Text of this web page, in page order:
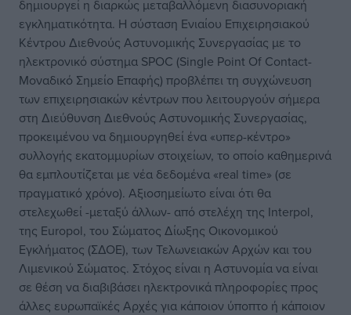
δημιουργεί η διαρκώς μεταβαλλόμενη διασυνοριακή
εγκληματικότητα. Η σύσταση Ενιαίου Επιχειρησιακού
Κέντρου Διεθνούς Αστυνομικής Συνεργασίας με το
ηλεκτρονικό σύστημα SPOC (Single Point Of Contact-
Μοναδικό Σημείο Επαφής) προβλέπει τη συγχώνευση
των επιχειρησιακών κέντρων που λειτουργούν σήμερα
στη Διεύθυνση Διεθνούς Αστυνομικής Συνεργασίας,
προκειμένου να δημιουργηθεί ένα «υπερ-κέντρο»
συλλογής εκατομμυρίων στοιχείων, το οποίο καθημερινά
θα εμπλουτίζεται με νέα δεδομένα «real time» (σε
πραγματικό χρόνο). Αξιοσημείωτο είναι ότι θα
στελεχωθεί -μεταξύ άλλων- από στελέχη της Interpol,
της Europol, του Σώματος Δίωξης Οικονομικού
Εγκλήματος (ΣΔΟΕ), των Τελωνειακών Αρχών και του
Λιμενικού Σώματος. Στόχος είναι η Αστυνομία να είναι
σε θέση να διαβιβάσει ηλεκτρονικά πληροφορίες προς
άλλες ευρωπαϊκές Αρχές για κάποιον ύποπτο ή κάποιον